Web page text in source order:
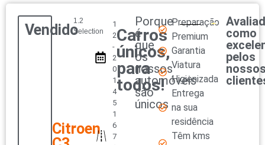
Vendido
Citroen
1.2
Selection
1
2
-
2
0
1
4
5
1
6
7
Carros
únicos,
para
todos!
Porque
é
que
os
nossos
automóveis
são
únicos
Preparação
Premium
Garantia
Viatura
Higienizada
Entrega
na sua
residência
Têm kms
como
pelos